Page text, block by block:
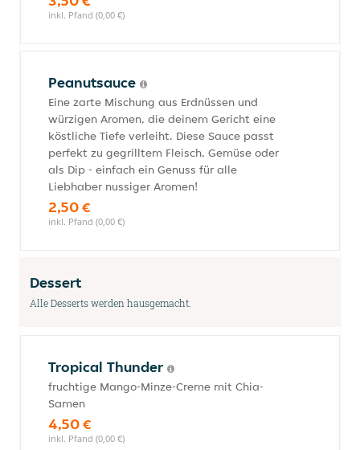
inkl. Pfand (0,00 €)
Peanutsauce
Eine zarte Mischung aus Erdnüssen und
würzigen Aromen, die deinem Gericht eine
köstliche Tiefe verleiht. Diese Sauce passt
perfekt zu gegrilltem Fleisch, Gemüse oder
als Dip - einfach ein Genuss für alle
Liebhaber nussiger Aromen!
2,50 €
inkl. Pfand (0,00 €)
Dessert
Alle Desserts werden hausgemacht.
Tropical Thunder
fruchtige Mango-Minze-Creme mit Chia-
Samen
4,50 €
inkl. Pfand (0,00 €)